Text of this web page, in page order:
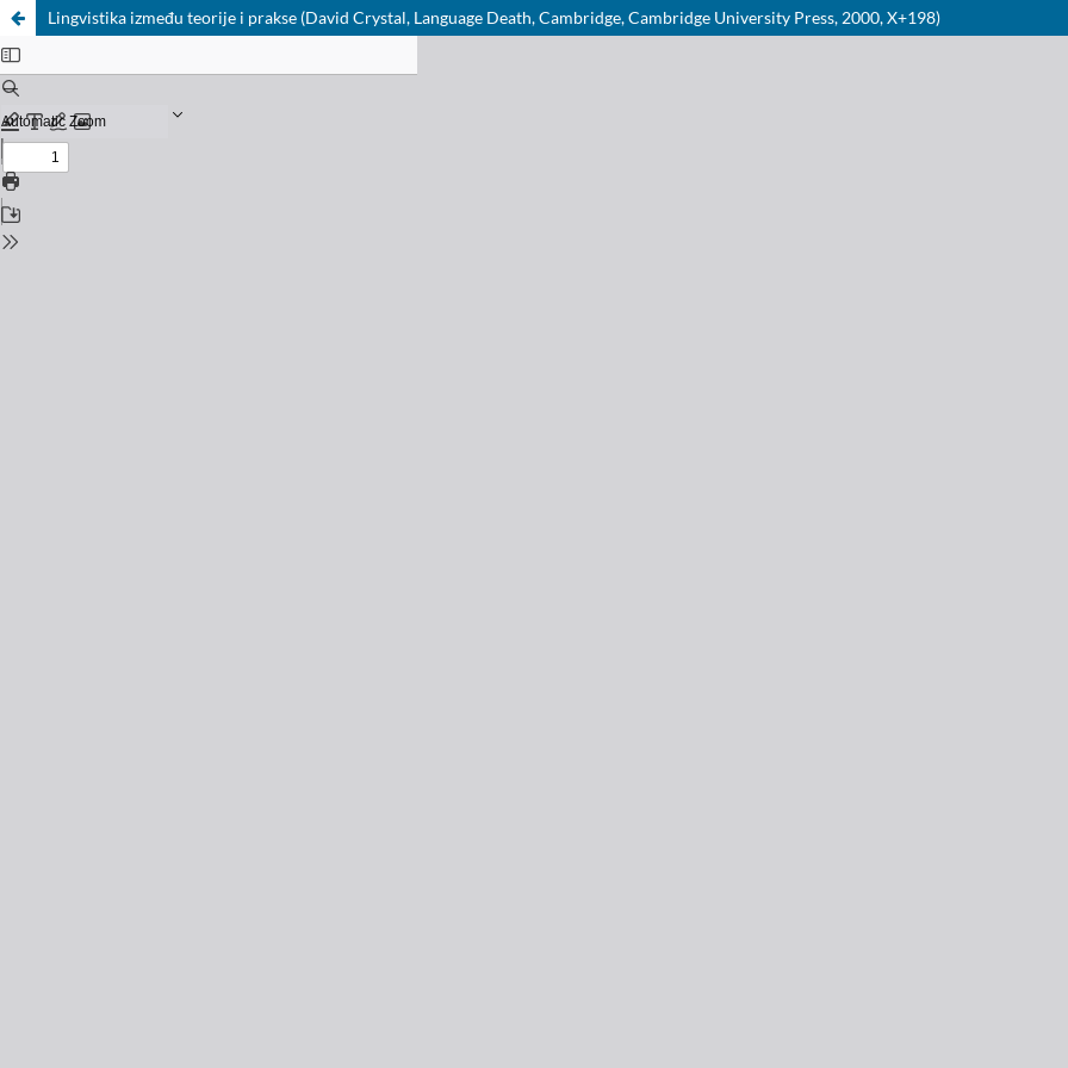
Lingvistika između teorije i prakse (David Crystal, Language Death, Cambridge, Cambridge University Press, 2000, X+198)